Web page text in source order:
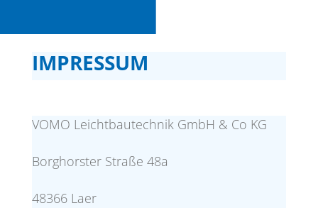
IMPRESSUM
VOMO Leichtbautechnik GmbH & Co KG
Borghorster Straße 48a
48366 Laer